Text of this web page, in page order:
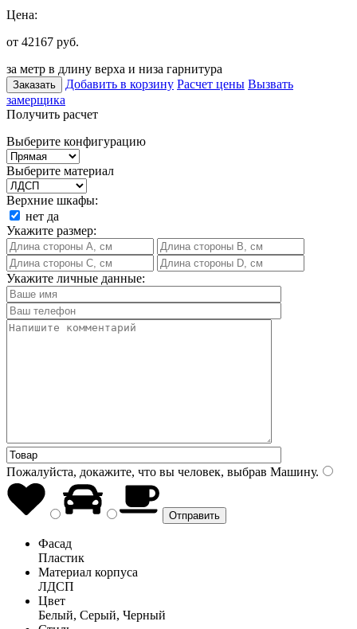
Цена:
от 42167 руб.
за метр в длину верха и низа гарнитура
Заказать Добавить в корзину Расчет цены Вызвать
замерщика
Получить расчет
Выберите конфигурацию
Выберите материал
Верхние шкафы:
нет да
Укажите размер:
Укажите личные данные:
Пожалуйста, докажите, что вы человек, выбрав Машину.
Фасад
Пластик
Материал корпуса
ЛДСП
Цвет
Белый, Серый, Черный